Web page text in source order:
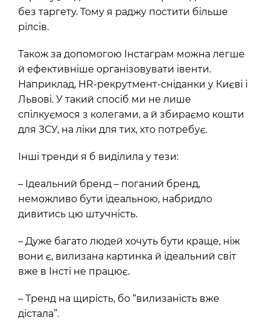
без таргету. Тому я раджу постити більше
рілсів.
Також за допомогою Інстаграм можна легше
й ефективніше організовувати івенти.
Наприклад, HR-рекрутмент-сніданки у Києві і
Львові. У такий спосіб ми не лише
спілкуємося з колегами, а й збираємо кошти
для ЗСУ, на ліки для тих, хто потребує.
Інші тренди я б виділила у тези:
– Ідеальний бренд – поганий бренд,
неможливо бути ідеальною, набридло
дивитись цю штучність.
– Дуже багато людей хочуть бути краще, ніж
вони є, вилизана картинка й ідеальний світ
вже в Інсті не працює.
– Тренд на щирість, бо “вилизаність вже
дістала”.